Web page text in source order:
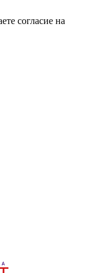
согласие на